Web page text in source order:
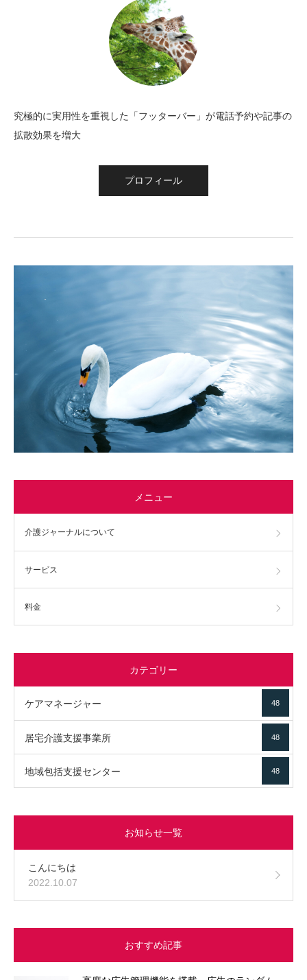
究極的に実用性を重視した「フッターバー」が電話予約や記事の
拡散効果を増大
プロフィール
メニュー
介護ジャーナルについて
サービス
料金
カテゴリー
ケアマネージャー 48
居宅介護支援事業所 48
地域包括支援センター 48
お知らせ一覧
こんにちは
2022.10.07
おすすめ記事